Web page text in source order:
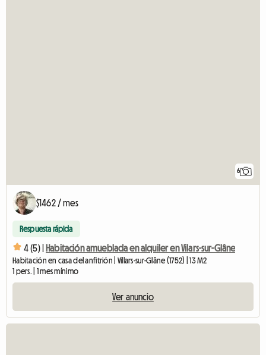
6
$1462 / mes
Respuesta rápida
4 (5) | Habitación amueblada en alquiler en Vilars-sur-Glâne
Habitación en casa del anfitrión | Villars-sur-Glâne (1752) | 13 M2
1 pers. | 1 mes mínimo
Ver anuncio